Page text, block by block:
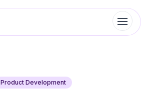
Product Development